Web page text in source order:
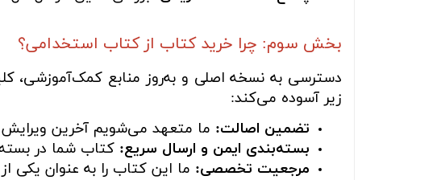
بخش سوم: چرا خرید کتاب از کتاب استخدامی؟
دسترسی به نسخه اصلی و به‌روز منابع کمک‌آموزشی،
زیر آسوده می‌کند:
تضمین اصالت: ما متعهد می‌شویم آخرین ویرایش
بسته‌بندی ایمن و ارسال سریع: کتاب شما در
مرجعیت تخصصی: ما این کتاب را به عنوان یکی